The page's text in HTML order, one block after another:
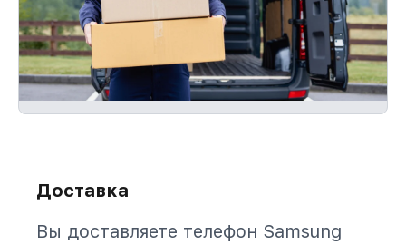
Доставка
Вы доставляете телефон Samsung